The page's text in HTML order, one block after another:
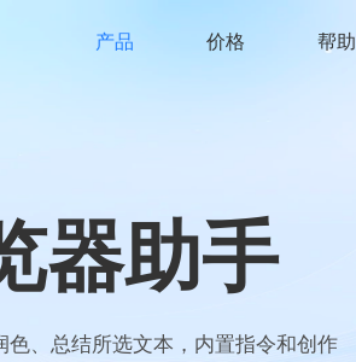
产品 价格 帮助
器助手
、总结所选文本，内置指令和创作